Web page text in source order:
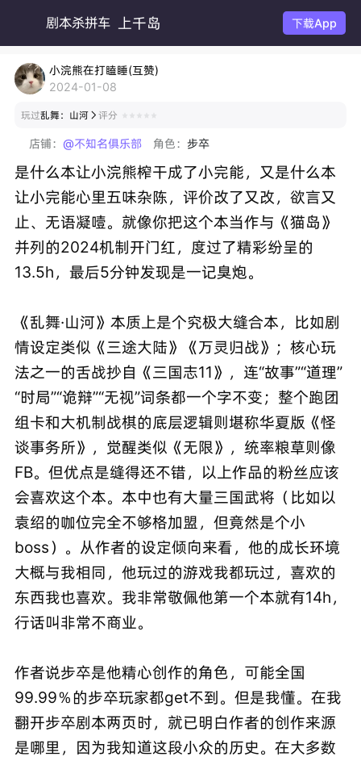
剧本杀拼车 上千岛 下载App
小浣熊在打瞌睡(互赞)
2024-01-08
玩过乱舞：山河  评分
店铺： @不知名俱乐部 角色：步卒
是什么本让小浣熊榨干成了小完能，又是什么本
让小完能心里五味杂陈，评价改了又改，欲言又
止、无语凝噎。就像你把这个本当作与《猫岛》
并列的2024机制开门红，度过了精彩纷呈的
13.5h，最后5分钟发现是一记臭炮。
《乱舞·山河》本质上是个究极大缝合本，比如剧
情设定类似《三途大陆》《万灵归战》；核心玩
法之一的舌战抄自《三国志11》，连“故事”“道理”
“时局”“诡辩”“无视”词条都一个字不变；整个跑团
组卡和大机制战棋的底层逻辑则堪称华夏版《怪
谈事务所》，觉醒类似《无限》，统率粮草则像
FB。但优点是缝得还不错，以上作品的粉丝应该
会喜欢这个本。本中也有大量三国武将（比如以
袁绍的咖位完全不够格加盟，但竟然是个小
boss）。从作者的设定倾向来看，他的成长环境
大概与我相同，他玩过的游戏我都玩过，喜欢的
东西我也喜欢。我非常敬佩他第一个本就有14h，
行话叫非常不商业。
作者说步卒是他精心创作的角色，可能全国
99.99％的步卒玩家都get不到。但是我懂。在我
翻开步卒剧本两页时，就已明白作者的创作来源
是哪里，因为我知道这段小众的历史。在大多数